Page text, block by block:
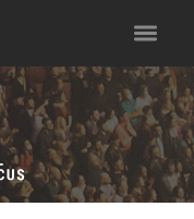
Toggle
navigation